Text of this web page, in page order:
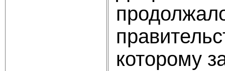
которому